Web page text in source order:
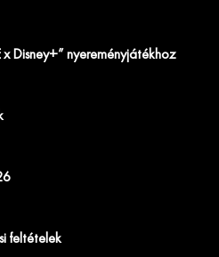
x Disney+” nyereményjátékhoz
feltételek